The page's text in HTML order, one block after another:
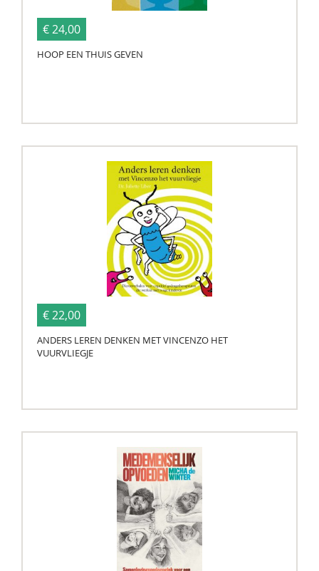
€ 24,00
HOOP EEN THUIS GEVEN
€ 22,00
ANDERS LEREN DENKEN MET VINCENZO HET
VUURVLIEGJE